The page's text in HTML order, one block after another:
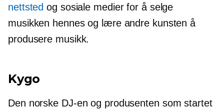
nettsted og sosiale medier for å selge
musikken hennes og lære andre kunsten å
produsere musikk.
Kygo
Den norske DJ-en og produsenten som startet